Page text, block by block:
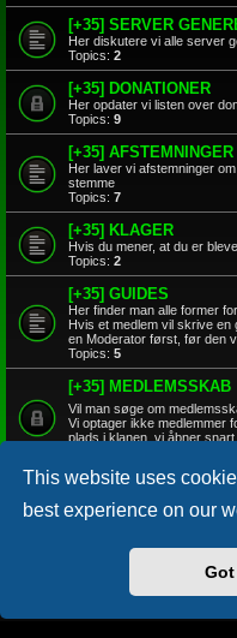
This website uses
best experience on our
[+35] SERVER
Her diskutere vi alle server
Topics: 2
[+35] DONATIONER
Her opdater vi listen over
Topics: 9
[+35] AFSTEMNINGER
Her laver vi afstemninger
stemme
Topics: 7
[+35] KLAGER
Hvis du mener, at du er
Topics: 2
[+35] GUIDES
Her finder man alle former
Hvis et medlem vil skrive en
en Moderator først, før den
Topics: 5
[+35] MEDLEMSSKAB
Vil man søge om
Vi optager ikke medlemmer
plads i klanen, vi åbner
Powered byphpBB®